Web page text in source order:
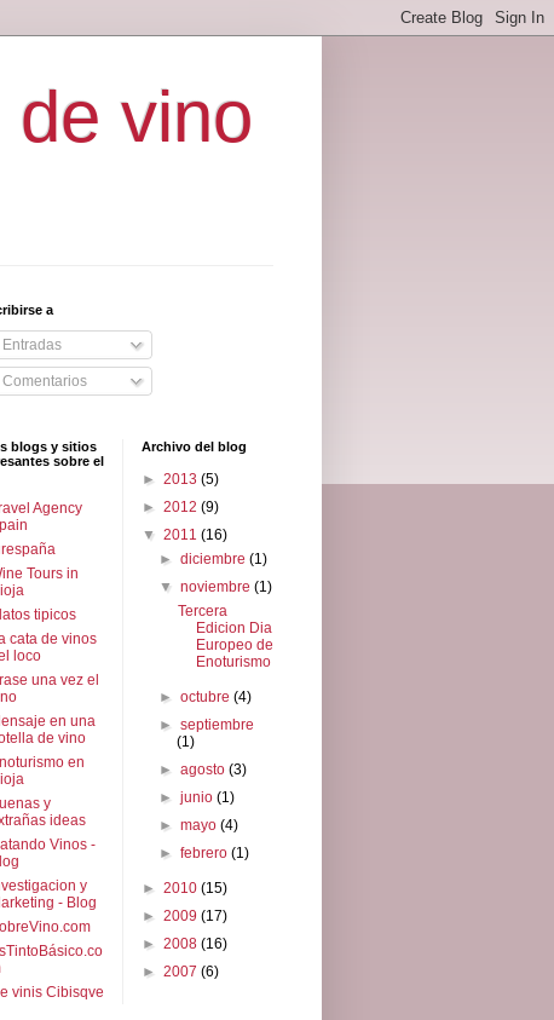
vino
a
Entradas
Comentarios
blogs y sitios
sobre el
Agency
Tours in
tipicos
cata de vinos
loco
una vez el
en una
de vino
en
y
ideas
Vinos -
y
- Blog
vinis Cibisqve
Archivo del blog
► 2013 (5)
► 2012 (9)
▼ 2011 (16)
►diciembre(1)
▼noviembre(1)
Tercera
Edicion Dia
Europeo de
Enoturismo
►octubre(4)
►septiembre
(1)
►agosto(3)
►junio(1)
►mayo(4)
►febrero(1)
► 2010 (15)
► 2009 (17)
► 2008 (16)
► 2007 (6)